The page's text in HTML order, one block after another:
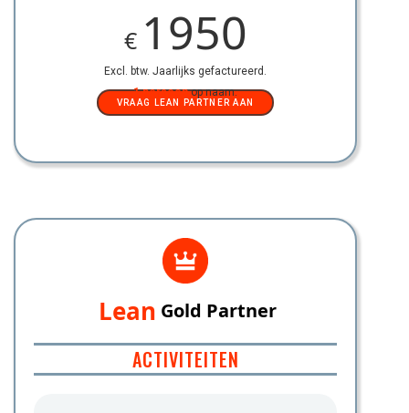
€ 1950
Excl. btw. Jaarlijks gefactureerd.
1 persoonop naam.
VRAAG LEAN PARTNER AAN
Lean Gold Partner
ACTIVITEITEN